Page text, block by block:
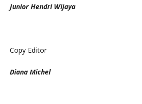
Junior Hendri Wijaya
Copy Editor
Diana Michel